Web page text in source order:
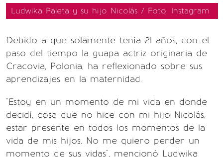
Ludwika Paleta y su hijo Nicolás / Foto: Instagram
Debido a que solamente tenía 21 años, con el
paso del tiempo la guapa actriz originaria de
Cracovia, Polonia, ha reflexionado sobre sus
aprendizajes en la maternidad.
"Estoy en un momento de mi vida en donde
decidí, cosa que no hice con mi hijo Nicolás,
estar presente en todos los momentos de la
vida de mis hijos. No me quiero perder un
momento de sus vidas", mencionó Ludwika